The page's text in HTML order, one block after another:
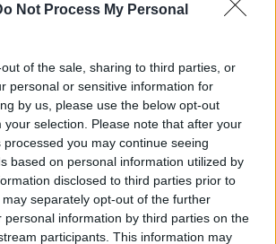
Not Process My Personal
of the sale, sharing to third parties, or
personal or sensitive information for
by us, please use the below opt-out
your selection. Please note that after your
you may continue seeing
based on personal information utilized by
disclosed to third parties prior to
separately opt-out of the further
personal information by third parties on the
participants. This information may
tájékoztató